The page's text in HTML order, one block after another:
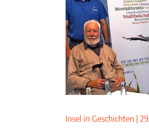
Insel in Geschichten